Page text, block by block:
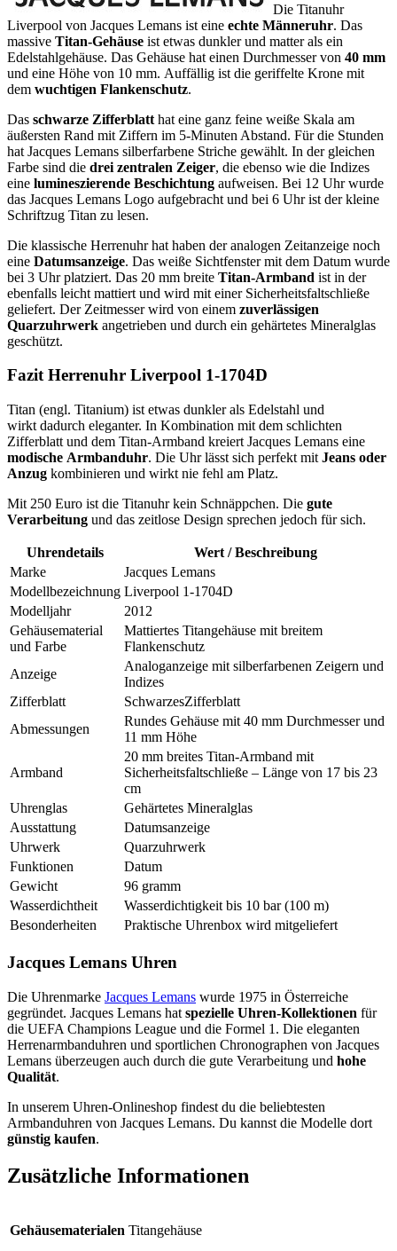
Die Titanuhr
Liverpool von Jacques Lemans ist eine echte Männeruhr. Das
massive Titan-Gehäuse ist etwas dunkler und matter als ein
Edelstahlgehäuse. Das Gehäuse hat einen Durchmesser von 40 mm
und eine Höhe von 10 mm. Auffällig ist die geriffelte Krone mit
dem wuchtigen Flankenschutz.
Das schwarze Zifferblatt hat eine ganz feine weiße Skala am
äußersten Rand mit Ziffern im 5-Minuten Abstand. Für die Stunden
hat Jacques Lemans silberfarbene Striche gewählt. In der gleichen
Farbe sind die drei zentralen Zeiger, die ebenso wie die Indizes
eine lumineszierende Beschichtung aufweisen. Bei 12 Uhr wurde
das Jacques Lemans Logo aufgebracht und bei 6 Uhr ist der kleine
Schriftzug Titan zu lesen.
Die klassische Herrenuhr hat haben der analogen Zeitanzeige noch
eine Datumsanzeige. Das weiße Sichtfenster mit dem Datum wurde
bei 3 Uhr platziert. Das 20 mm breite Titan-Armband ist in der
ebenfalls leicht mattiert und wird mit einer Sicherheitsfaltschließe
geliefert. Der Zeitmesser wird von einem zuverlässigen
Quarzuhrwerk angetrieben und durch ein gehärtetes Mineralglas
geschützt.
Fazit Herrenuhr Liverpool 1-1704D
Titan (engl. Titanium) ist etwas dunkler als Edelstahl und
wirkt dadurch eleganter. In Kombination mit dem schlichten
Zifferblatt und dem Titan-Armband kreiert Jacques Lemans eine
modische Armbanduhr. Die Uhr lässt sich perfekt mit Jeans oder
Anzug kombinieren und wirkt nie fehl am Platz.
Mit 250 Euro ist die Titanuhr kein Schnäppchen. Die gute
Verarbeitung und das zeitlose Design sprechen jedoch für sich.
Uhrendetails
Wert / Beschreibung
Marke
Jacques Lemans
Modellbezeichnung Liverpool 1-1704D
Modelljahr
2012
Gehäusematerial
und Farbe
Mattiertes Titangehäuse mit breitem
Flankenschutz
Anzeige
Analoganzeige mit silberfarbenen Zeigern und
Indizes
Zifferblatt
SchwarzesZifferblatt
Abmessungen
Rundes Gehäuse mit 40 mm Durchmesser und
11 mm Höhe
Armband
20 mm breites Titan-Armband mit
Sicherheitsfaltschließe – Länge von 17 bis 23
cm
Uhrenglas
Gehärtetes Mineralglas
Ausstattung
Datumsanzeige
Uhrwerk
Quarzuhrwerk
Funktionen
Datum
Gewicht
96 gramm
Wasserdichtheit
Wasserdichtigkeit bis 10 bar (100 m)
Besonderheiten
Praktische Uhrenbox wird mitgeliefert
Jacques Lemans Uhren
Die Uhrenmarke Jacques Lemans wurde 1975 in Österreiche
gegründet. Jacques Lemans hat spezielle Uhren-Kollektionen für
die UEFA Champions League und die Formel 1. Die eleganten
Herrenarmbanduhren und sportlichen Chronographen von Jacques
Lemans überzeugen auch durch die gute Verarbeitung und hohe
Qualität.
In unserem Uhren-Onlineshop findest du die beliebtesten
Armbanduhren von Jacques Lemans. Du kannst die Modelle dort
günstig kaufen.
Zusätzliche Informationen
Gehäusematerialen Titangehäuse